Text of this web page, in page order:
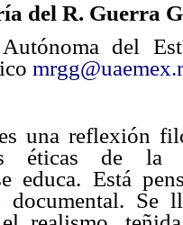
del R. Guerra
del
una reflexión
éticas de
educa. Está
documental. Se